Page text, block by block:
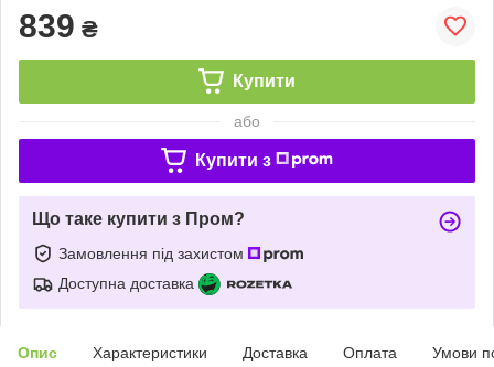
839 ₴
Купити
або
Купити з
Що таке купити з Пром?
Замовлення під захистом
Доступна доставка
Опис Характеристики Доставка Оплата Умови